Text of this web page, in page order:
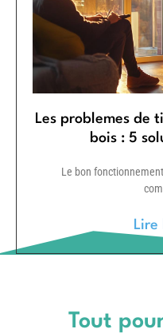
Les problemes de
bois : 5
Le bon
Lire
Tout